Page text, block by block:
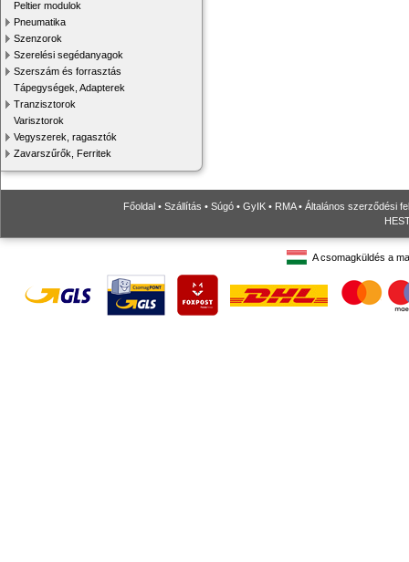
Peltier modulok
Pneumatika
Szenzorok
Szerelési segédanyagok
Szerszám és forrasztás
Tápegységek, Adapterek
Tranzisztorok
Varisztorok
Vegyszerek, ragasztók
Zavarszűrők, Ferritek
Főoldal • Szállítás • Súgó • GyIK • RMA• Általános szerződési
A csomagküldés a